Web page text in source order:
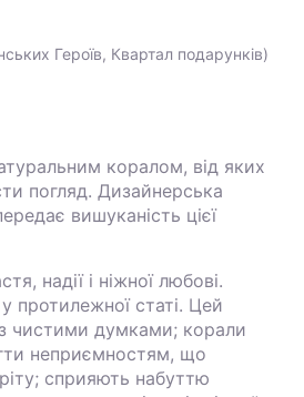
Героїв, Квартал подарунків)
коралом, від яких
погляд. Дизайнерська
вишуканість цієї
надії і ніжної любові.
протилежної статі. Цей
чистими думками; корали
неприємностям, що
сприяють набуттю